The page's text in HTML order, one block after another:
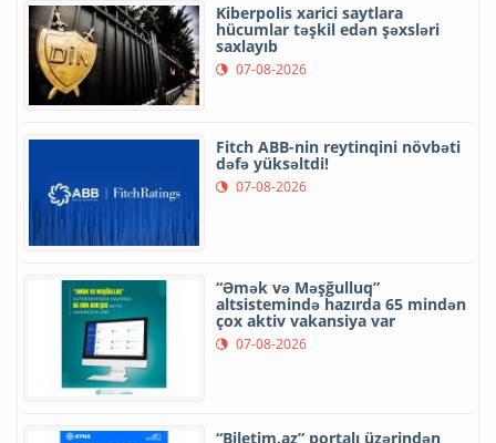
Kiberpolis xarici saytlara
hücumlar təşkil edən şəxsləri
saxlayıb
07-08-2026
Fitch ABB-nin reytinqini növbəti
dəfə yüksəltdi!
07-08-2026
“Əmək və Məşğulluq”
altsistemində hazırda 65 mindən
çox aktiv vakansiya var
07-08-2026
“Biletim.az” portalı üzərindən